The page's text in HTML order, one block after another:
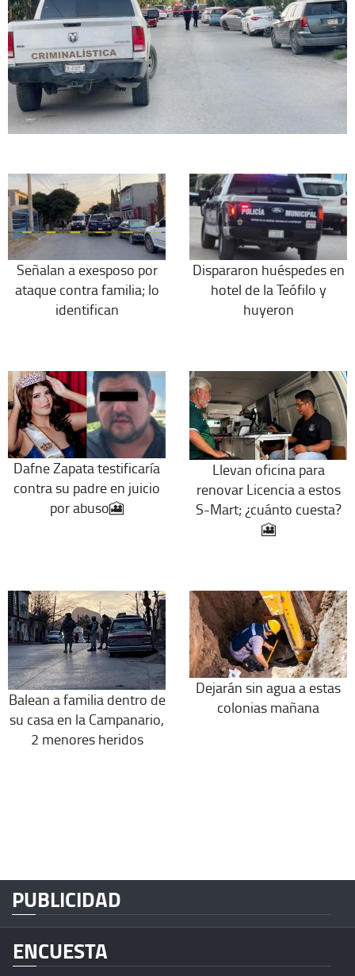
Señalan a exesposo por
ataque contra familia; lo
identifican
Dispararon huéspedes en
hotel de la Teófilo y
huyeron
Dafne Zapata testificaría
contra su padre en juicio
por abuso🎦
Llevan oficina para
renovar Licencia a estos
S-Mart; ¿cuánto cuesta?
🎦
Balean a familia dentro de
su casa en la Campanario,
2 menores heridos
Dejarán sin agua a estas
colonias mañana
PUBLICIDAD
ENCUESTA